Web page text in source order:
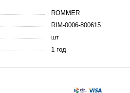
ROMMER
RIM-0006-800615
шт
1 год